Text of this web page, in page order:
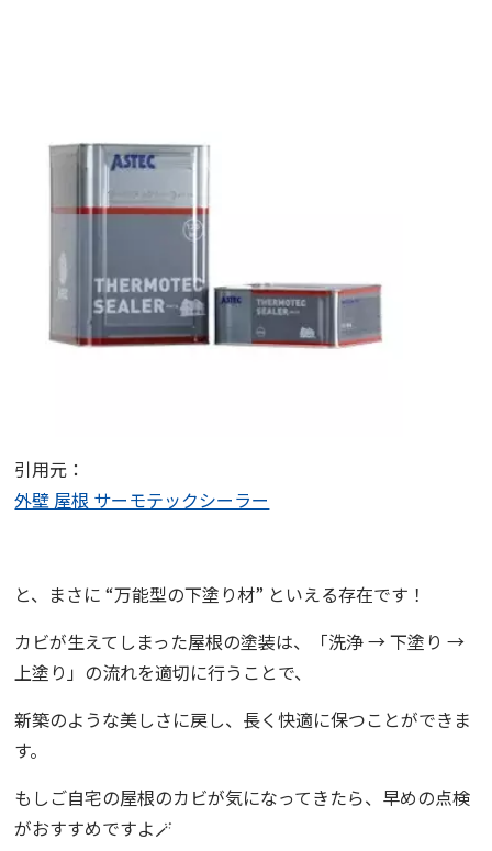
引用元：
外壁 屋根 サーモテックシーラー
と、まさに “万能型の下塗り材” といえる存在です！
カビが生えてしまった屋根の塗装は、「洗浄 → 下塗り →
上塗り」の流れを適切に行うことで、
新築のような美しさに戻し、長く快適に保つことができま
す。
もしご自宅の屋根のカビが気になってきたら、早めの点検
がおすすめですよ🪄